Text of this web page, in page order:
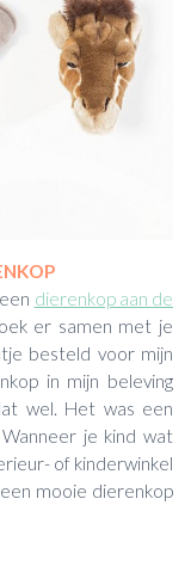
dierenkop aan de
er samen met je
besteld voor mijn
in mijn beleving
wel. Het was een
je kind wat
of kinderwinkel
mooie dierenkop